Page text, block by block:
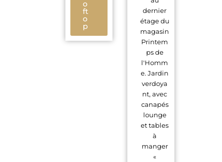
o
ft
o
p
dernier
étage du
magasin
Printem
ps de
l'Homm
e. Jardin
verdoya
nt, avec
canapés
lounge
et tables
à
manger
«